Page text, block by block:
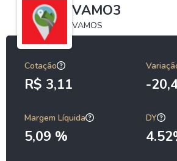
VAMO3
VAMOS
Cotação
R$ 3,11 -
Margem Líquida
5,09 %
DY